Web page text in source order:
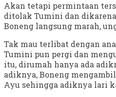
Akan tetapi permintaan
ditolak Tumini dan
Boneng langsung marah,
Tak mau terlibat dengan
Tumini pun pergi dan
itu, dirumah hanya ada
adiknya, Boneng
Ayu sehingga adiknya lari